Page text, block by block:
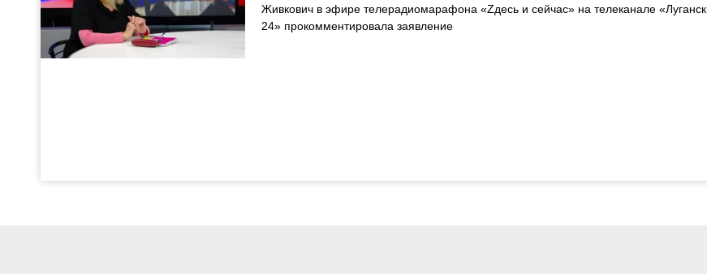
Живкович в эфире телерадиомарафона «Zдесь и сейчас» на телеканале «Луганск
24» прокомментировала заявление